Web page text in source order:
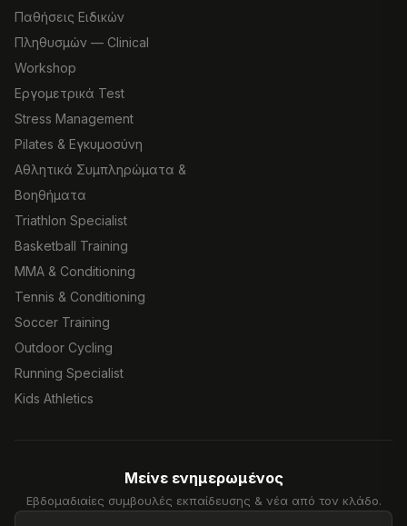
Παθήσεις Ειδικών
Πληθυσμών — Clinical
Workshop
Εργομετρικά Test
Stress Management
Pilates & Εγκυμοσύνη
Αθλητικά Συμπληρώματα &
Βοηθήματα
Triathlon Specialist
Basketball Training
MMA & Conditioning
Tennis & Conditioning
Soccer Training
Outdoor Cycling
Running Specialist
Kids Athletics
Μείνε ενημερωμένος
Εβδομαδιαίες συμβουλές εκπαίδευσης & νέα από τον κλάδο.